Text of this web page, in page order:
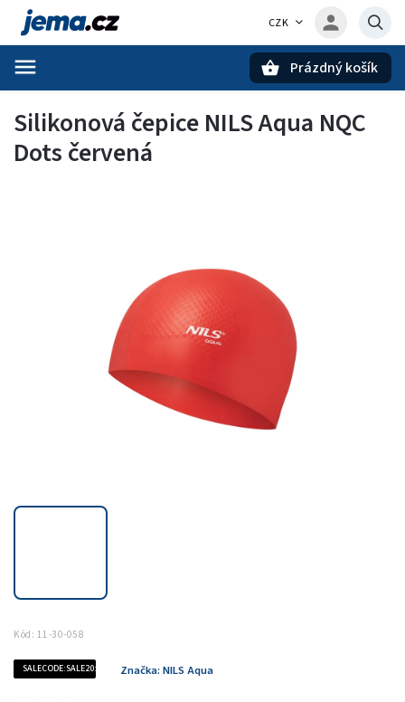
CZK
Prázdný košík
Silikonová čepice NILS Aqua NQC
Dots červená
Kód: 11-30-058
SALECODE:SALE20:20:% Značka: NILS Aqua